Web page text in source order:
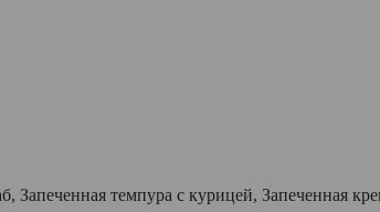
темпура с курицей, Запеченная